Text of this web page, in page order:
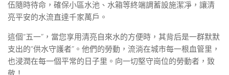
伍隨時待命，確保小區水池、水箱等終端調蓄設施潔凈，讓清
亮平安的水流直達千家萬戶。
這個“五一”，當您享用清亮自來水的方便時，其背后是一群默默
支出的“供水守護者”。他們的勞動，流淌在城市每一根血管里，
也浸潤在每一個平常的日子里。向一切堅守崗位的勞動者，致